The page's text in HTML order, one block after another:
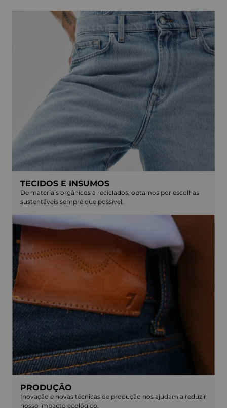
TECIDOS E INSUMOS
De materiais orgânicos a reciclados, optamos por escolhas
sustentáveis sempre que possível.
PRODUÇÃO
Inovação e novas técnicas de produção nos ajudam a reduzir
nosso impacto ecológico.